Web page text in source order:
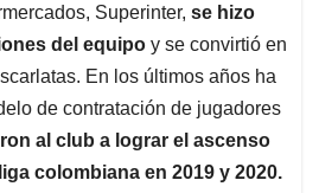
Superinter, se hizo
del equipo y se convirtió en
En los últimos años ha
de contratación de jugadores
al club a lograr el ascenso
colombiana en 2019 y 2020.